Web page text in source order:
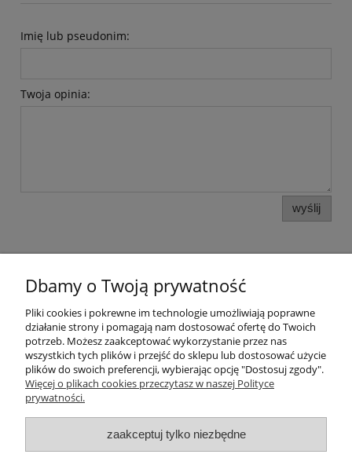
Imię lub pseudonim:
Twoja opinia:
wyślij
Moje konto
Płatności i dostawa
Informacje
Dbamy o Twoją prywatność
Pliki cookies i pokrewne im technologie umożliwiają poprawne
działanie strony i pomagają nam dostosować ofertę do Twoich
potrzeb. Możesz zaakceptować wykorzystanie przez nas
wszystkich tych plików i przejść do sklepu lub dostosować użycie
plików do swoich preferencji, wybierając opcję "Dostosuj zgody".
Więcej o plikach cookies przeczytasz w naszej Polityce
prywatności.
zaakceptuj tylko niezbędne